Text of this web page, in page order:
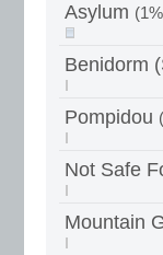
Asylum
Benidorm
Pompidou
Not Safe
Mountain